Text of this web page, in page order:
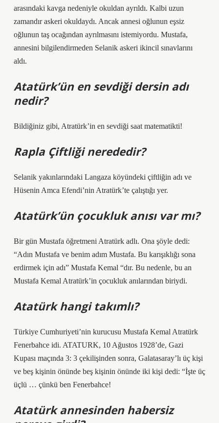
arasındaki kavga nedeniyle okuldan ayrıldı. Kalbi uzun
zamandır askeri okuldaydı. Ancak annesi oğlunun eşsiz
oğlunun taş ocağından ayrılmasını istemiyordu. Mustafa,
annesini bilgilendirmeden Selanik askeri ikincil sınavlarını
aldı.
Atatürk’ün en sevdiği dersin adı
nedir?
Bildiğiniz gibi, Atratürk’in en sevdiği saat matematikti!
Rapla Çiftliği nerededir?
Selanik yakınlarındaki Langaza köyündeki çiftliğin adı ve
Hüsenin Amca Efendi’nin Atratürk’te çalıştığı yer.
Atatürk’ün çocukluk anısı var mı?
Bir gün Mustafa öğretmeni Atratürk adlı. Ona şöyle dedi:
“Adın Mustafa ve benim adım Mustafa. Bu karışıklığı sona
erdirmek için adı” Mustafa Kemal “dır. Bu nedenle, bu an
Mustafa Kemal Atratürk’in çocukluk anılarından biriydi.
Atatürk hangi takımlı?
Türkiye Cumhuriyeti’nin kurucusu Mustafa Kemal Atratürk
Fenerbahce idi. ATATURK, 10 Ağustos 1928’de, Gazi
Kupası maçında 3: 3 çekilişinden sonra, Galatasaray’lı üç kişi
ve beş kişinin önünde beş kişinin önünde iki kişi dedi: “İşte üç
üçlü … çünkü ben Fenerbahce!
Atatürk annesinden habersiz